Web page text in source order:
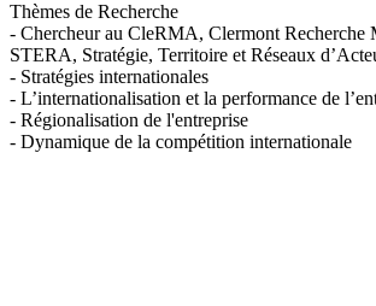
Thèmes de Recherche
- Chercheur au CleRMA, Clermont Recherche
STERA, Stratégie, Territoire et Réseaux
- Stratégies internationales
- L’internationalisation et la performance de
- Régionalisation de l'entreprise
- Dynamique de la compétition internationale